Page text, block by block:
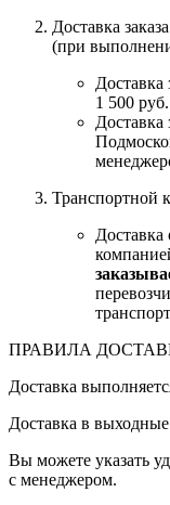
Доставка
(при
1 500
Транспортной
Доставка
ПРАВИЛА
Доставка
Доставка в
Вы можете указать
с менеджером.